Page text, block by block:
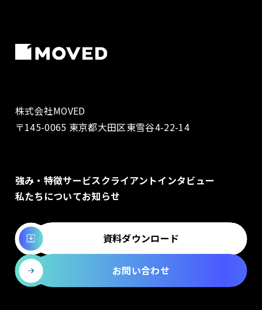
強み・特徴サービスクライアントインタビュー
私たちについてお知らせ
資料ダウンロード
お問い合わせ
株式会社MOVED
〒145-0065 東京都大田区東雪谷4-22-14